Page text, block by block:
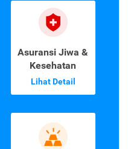
Asuransi Jiwa &
Kesehatan
Lihat Detail